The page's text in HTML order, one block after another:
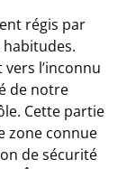
régis par
l’inconnu
de notre
Cette partie
zone connue
de sécurité